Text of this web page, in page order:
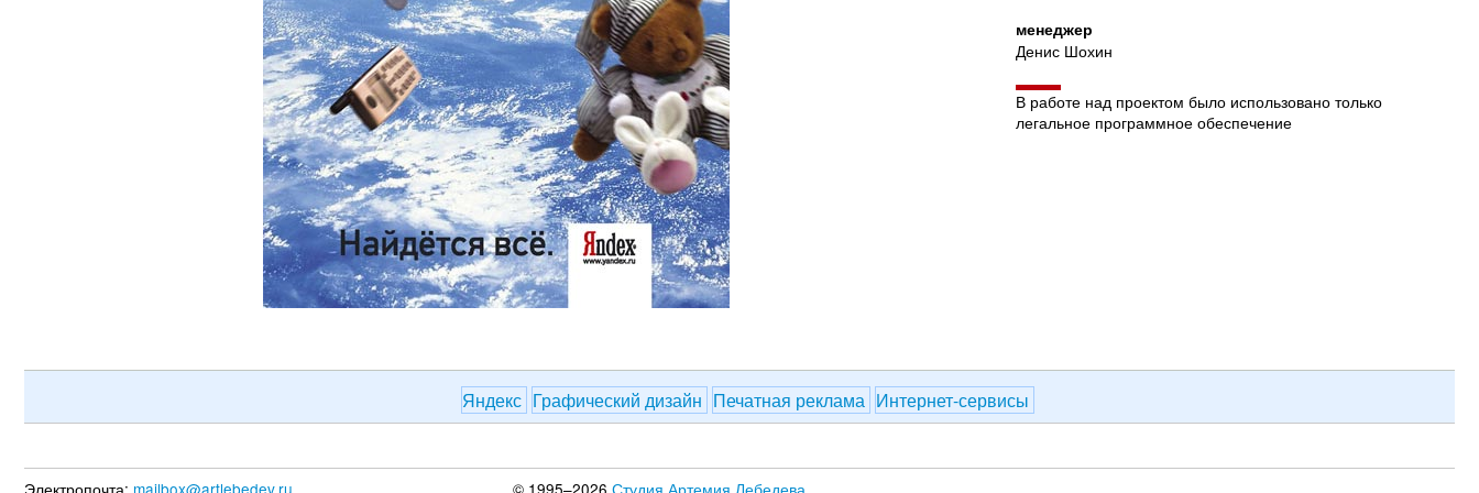
менеджер
Денис Шохин
В работе над проектом было использовано только
легальное программное обеспечение
Яндекс Графический дизайн Печатная реклама Интернет-сервисы